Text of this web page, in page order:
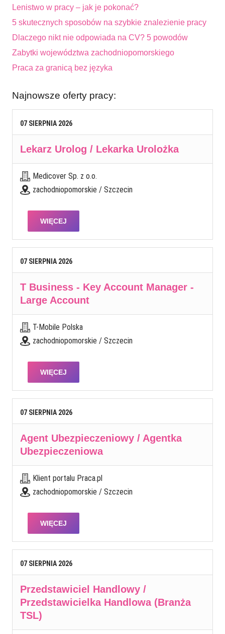
Lenistwo w pracy – jak je pokonać?
5 skutecznych sposobów na szybkie znalezienie pracy
Dlaczego nikt nie odpowiada na CV? 5 powodów
Zabytki województwa zachodniopomorskiego
Praca za granicą bez języka
Najnowsze oferty pracy:
07 SIERPNIA 2026
Lekarz Urolog / Lekarka Urolożka
Medicover Sp. z o.o.
zachodniopomorskie / Szczecin
WIĘCEJ
07 SIERPNIA 2026
T Business - Key Account Manager -
Large Account
T-Mobile Polska
zachodniopomorskie / Szczecin
WIĘCEJ
07 SIERPNIA 2026
Agent Ubezpieczeniowy / Agentka
Ubezpieczeniowa
Klient portalu Praca.pl
zachodniopomorskie / Szczecin
WIĘCEJ
07 SIERPNIA 2026
Przedstawiciel Handlowy /
Przedstawicielka Handlowa (Branża
TSL)